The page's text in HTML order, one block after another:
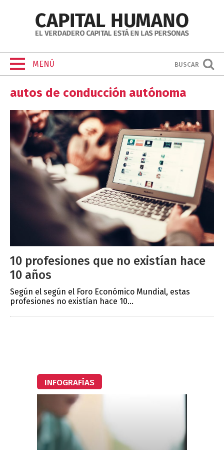
MENÚ BUSCAR
autos de conducción autónoma
10 profesiones que no existían hace
10 años
Según el según el Foro Económico Mundial, estas
profesiones no existían hace 10...
INFOGRAFÍAS